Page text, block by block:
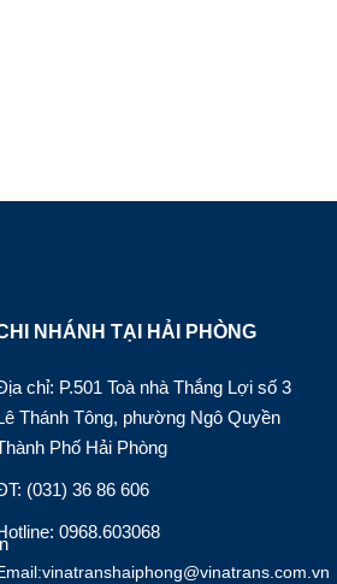
NHÁNH TẠI HẢI PHÒNG
chỉ: P.501 Toà nhà Thắng Lợi số 3
Thánh Tông, phường Ngô Quyền
Phố Hải Phòng
(031) 36 86 606
0968.603068